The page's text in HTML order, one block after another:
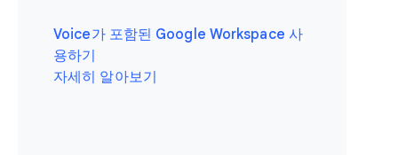
Voice가 포함된 Google Workspace 사
용하기
자세히 알아보기